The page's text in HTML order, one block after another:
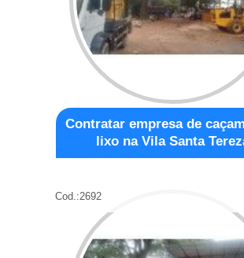
Contratar empresa de
lixo na Vila Santa
Cod.:2692